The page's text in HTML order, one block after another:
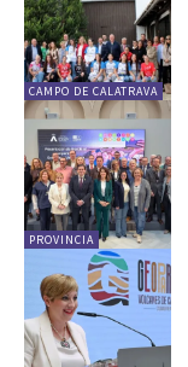
CAMPO DE CALATRAVA
PROVINCIA